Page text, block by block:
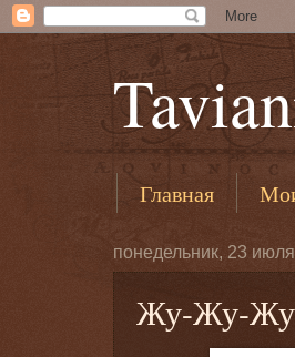
Главная
понедельник, 23 июля
Жу-Жу-Жу